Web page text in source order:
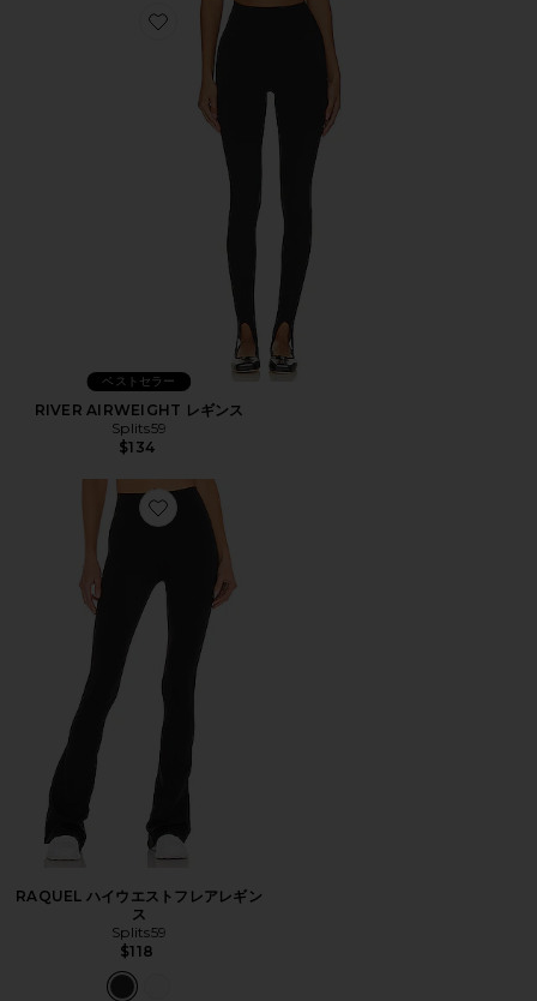
Favorite RIVER AIRWEIGHT レギンス
ベストセラー
RIVER AIRWEIGHT レギンス
Splits59
$134
Favorite RAQUEL ハイウエストフレアレギンス
RAQUEL ハイウエストフレアレギン
ス
Splits59
$118